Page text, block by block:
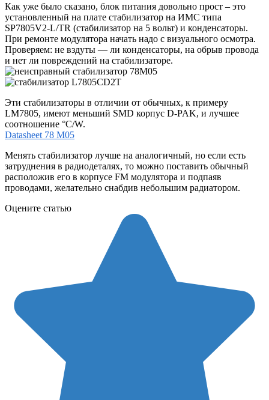
Как уже было сказано, блок питания довольно прост – это
установленный на плате стабилизатор на ИМС типа
SP7805V2-L/TR (стабилизатор на 5 вольт) и конденсаторы.
При ремонте модулятора начать надо с визуального осмотра.
Проверяем: не вздуты — ли конденсаторы, на обрыв провода
и нет ли повреждений на стабилизаторе.
Эти стабилизаторы в отличии от обычных, к примеру
LM7805, имеют меньший SMD корпус D-PAK, и лучшее
соотношение °C/W.
Datasheet 78 M05
Менять стабилизатор лучше на аналогичный, но если есть
затруднения в радиодеталях, то можно поставить обычный
расположив его в корпусе FM модулятора и подпаяв
проводами, желательно снабдив небольшим радиатором.
Оцените статью